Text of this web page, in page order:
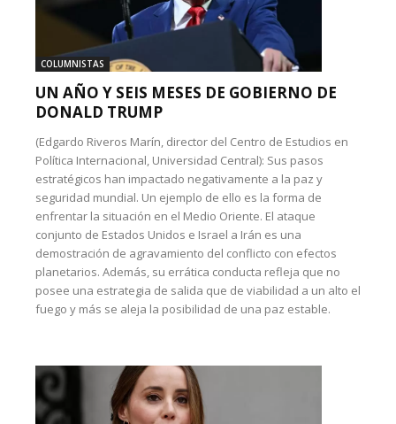
COLUMNISTAS
UN AÑO Y SEIS MESES DE GOBIERNO DE
DONALD TRUMP
(Edgardo Riveros Marín, director del Centro de Estudios en
Política Internacional, Universidad Central): Sus pasos
estratégicos han impactado negativamente a la paz y
seguridad mundial. Un ejemplo de ello es la forma de
enfrentar la situación en el Medio Oriente. El ataque
conjunto de Estados Unidos e Israel a Irán es una
demostración de agravamiento del conflicto con efectos
planetarios. Además, su errática conducta refleja que no
posee una estrategia de salida que de viabilidad a un alto el
fuego y más se aleja la posibilidad de una paz estable.